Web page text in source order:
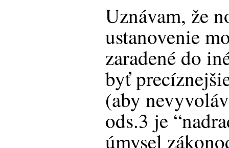
Uznávam, že
ustanovenie
zaradené do
byť
(aby
ods.3 je
úmysel